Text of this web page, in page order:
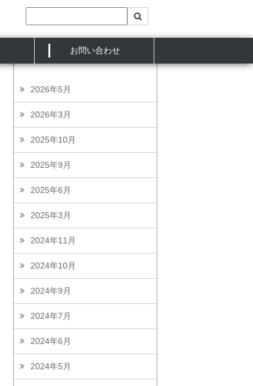
お問い合わせ
2026年5月
2026年3月
2025年10月
2025年9月
2025年6月
2025年3月
2024年11月
2024年10月
2024年9月
2024年7月
2024年6月
2024年5月